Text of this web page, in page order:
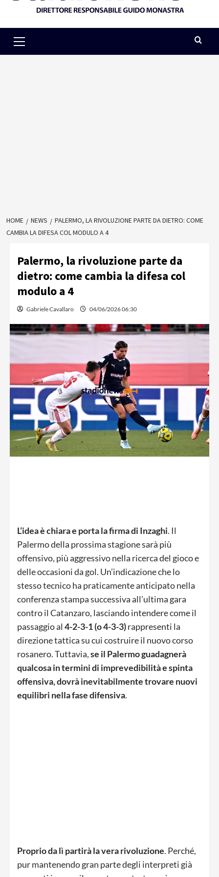
Menu
HOME NEWS
PALERMO, LA RIVOLUZIONE PARTE DA DIETRO: COME
CAMBIA LA DIFESA COL MODULO A 4
Palermo, la rivoluzione parte da
dietro: come cambia la difesa col
modulo a 4
Gabriele Cavallaro 04/06/2026 06:30
L’idea è chiara e porta la firma di Inzaghi. Il
Palermo della prossima stagione sarà più
offensivo, più aggressivo nella ricerca del gioco e
delle occasioni da gol. Un’indicazione che lo
stesso tecnico ha praticamente anticipato nella
conferenza stampa successiva all’ultima gara
contro il Catanzaro, lasciando intendere come il
passaggio al 4-2-3-1 (o 4-3-3)rappresenti la
direzione tattica su cui costruire il nuovo corso
rosanero. Tuttavia,se il Palermo guadagnerà
qualcosa in termini di imprevedibilità e spinta
offensiva, dovrà inevitabilmente trovare nuovi
equilibri nella fase difensiva.
Proprio da lì partirà la vera rivoluzione. Perché,
pur mantenendo gran parte degli interpreti già